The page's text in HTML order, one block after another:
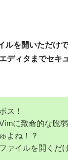
ルを開いただけ
ディタまでセキ
ボス！
に致命的な脆
ゅよね！？
ファイルを開くだ